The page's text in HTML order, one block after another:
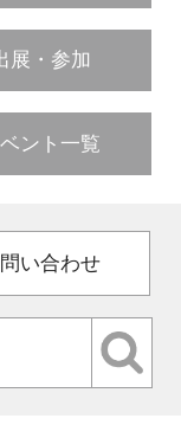
展・参加
ント一覧
い合わせ